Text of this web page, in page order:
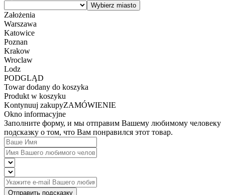
Założenia
Warszawa
Katowice
Poznan
Krakow
Wroclaw
Lodz
PODGLĄD
Towar dodany do koszyka
Produkt w koszyku
Kontynuuj zakupyZAMÓWIENIE
Okno informacyjne
Заполните форму, и мы отправим Вашему любимому человеку
подсказку о том, что Вам понравился этот товар.
Отправить подсказку